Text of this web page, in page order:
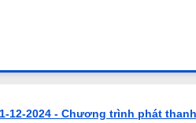
12-2024 - Chương trình phát thanh